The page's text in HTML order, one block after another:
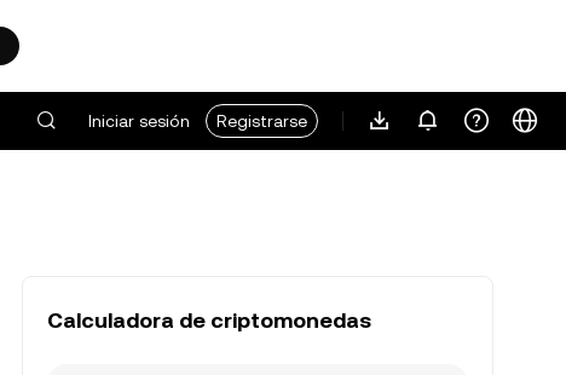
Iniciar sesión Registrarse
Calculadora de criptomonedas